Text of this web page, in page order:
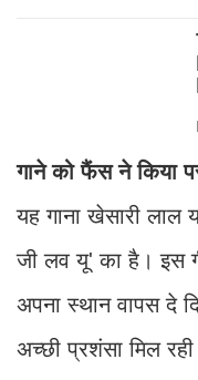
गाने को फैंस ने किया
यह गाना खेसारी लाल
जी लव यू' का है। इस
अपना स्थान वापस दे
अच्छी प्रशंसा मिल